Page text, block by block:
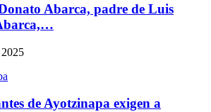
Abarca, padre de Luis
de Ayotzinapa exigen a